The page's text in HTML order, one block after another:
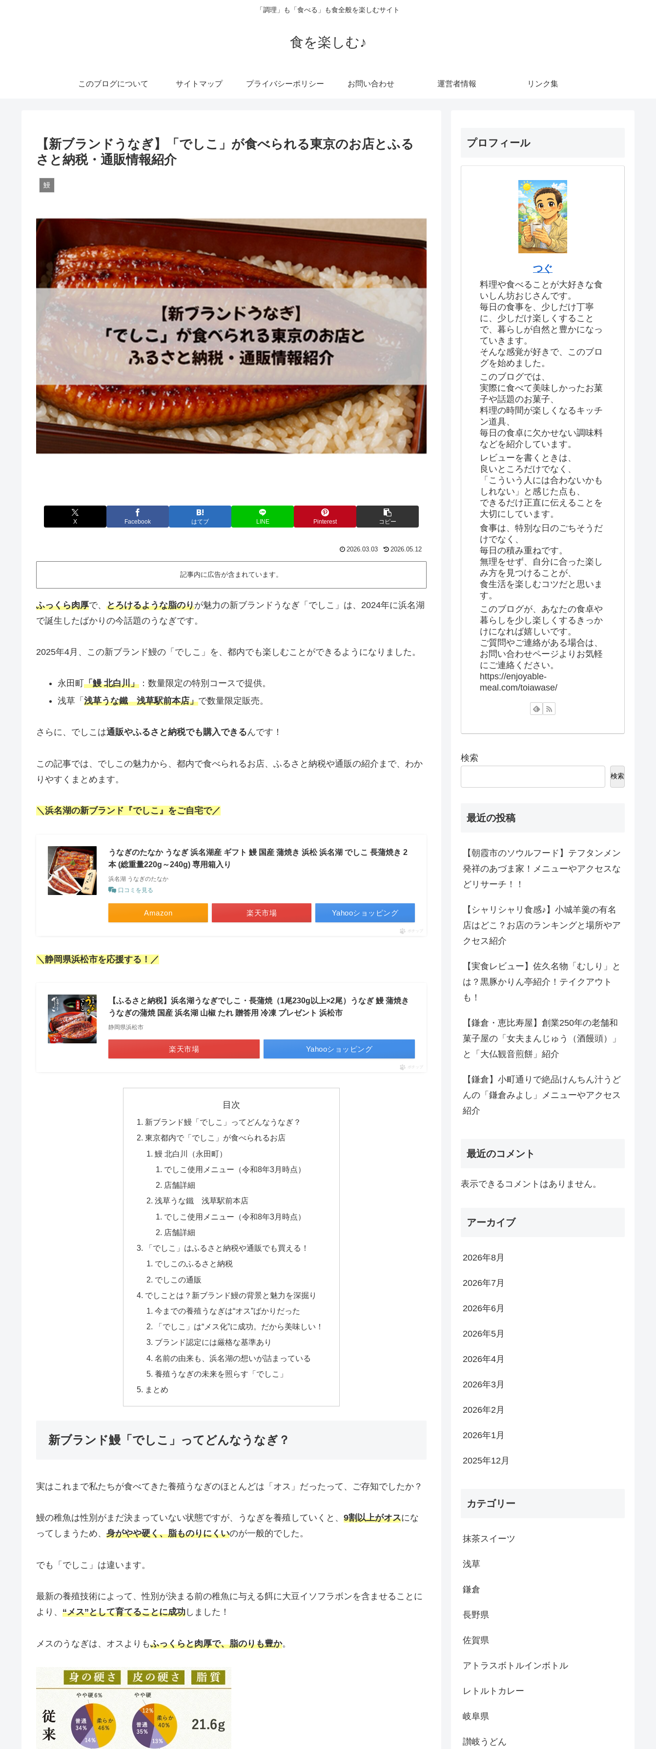
「調理」も「食べる」も食全般を楽しむサイト
食を楽しむ♪
このブログについて サイトマップ プライバシーポリシー お問い合わせ 運営者情報 リンク集
【新ブランドうなぎ】「でしこ」が食べられる東京のお店とふる
さと納税・通販情報紹介
鰻
X Facebook はてブ LINE Pinterest コピー
2026.03.03 2026.05.12
記事内に広告が含まれています。
ふっくら肉厚で、 とろけるような脂のりが魅力の新ブランドうなぎ「でしこ」は、2024年に浜名湖
で誕生したばかりの今話題のうなぎです。
2025年4月、この新ブランド鰻の「でしこ」を、都内でも楽しむことができるようになりました。
永田町 「鰻 北白川」：数量限定の特別コースで提供。
浅草「 浅草うな鐵 浅草駅前本店」で数量限定販売。
さらに、でしこは通販やふるさと納税でも購入できるんです！
この記事では、でしこの魅力から、都内で食べられるお店、ふるさと納税や通販の紹介まで、わか
りやすくまとめます。
＼浜名湖の新ブランド『でしこ』をご自宅で／
うなぎのたなか うなぎ 浜名湖産 ギフト 鰻 国産 蒲焼き 浜松 浜名湖 でしこ 長蒲焼き 2
本 (総重量220g～240g) 専用箱入り
浜名湖 うなぎのたなか
口コミを見る
Amazon 楽天市場 Yahooショッピング
ポチップ
＼静岡県浜松市を応援する！／
【ふるさと納税】浜名湖うなぎでしこ・長蒲焼（1尾230g以上×2尾）うなぎ 鰻 蒲焼き
うなぎの蒲焼 国産 浜名湖 山椒 たれ 贈答用 冷凍 プレゼント 浜松市
静岡県浜松市
楽天市場 Yahooショッピング
ポチップ
目次
新ブランド鰻「でしこ」ってどんなうなぎ？
東京都内で「でしこ」が食べられるお店
鰻 北白川（永田町）
でしこ使用メニュー（令和8年3月時点）
店舗詳細
浅草うな鐵 浅草駅前本店
でしこ使用メニュー（令和8年3月時点）
店舗詳細
「でしこ」はふるさと納税や通販でも買える！
でしこのふるさと納税
でしこの通販
でしことは？新ブランド鰻の背景と魅力を深掘り
今までの養殖うなぎは“オス”ばかりだった
「でしこ」は“メス化”に成功。だから美味しい！
ブランド認定には厳格な基準あり
名前の由来も、浜名湖の想いが詰まっている
養殖うなぎの未来を照らす「でしこ」
まとめ
新ブランド鰻「でしこ」ってどんなうなぎ？
実はこれまで私たちが食べてきた養殖うなぎのほとんどは「オス」だったって、ご存知でしたか？
鰻の稚魚は性別がまだ決まっていない状態ですが、うなぎを養殖していくと、 9割以上がオスにな
ってしまうため、 身がやや硬く、脂ものりにくいのが一般的でした。
でも「でしこ」は違います。
最新の養殖技術によって、性別が決まる前の稚魚に与える餌に大豆イソフラボンを含ませることに
より、 “メス”として育てることに成功 しました！
メスのうなぎは、オスよりもふっくらと肉厚で、脂のりも豊か。
プロフィール
つぐ
料理や食べることが大好きな食
いしん坊おじさんです。
毎日の食事を、少しだけ丁寧
に、少しだけ楽しくすること
で、暮らしが自然と豊かになっ
ていきます。
そんな感覚が好きで、このブロ
グを始めました。
このブログでは、
実際に食べて美味しかったお菓
子や話題のお菓子、
料理の時間が楽しくなるキッチ
ン道具、
毎日の食卓に欠かせない調味料
などを紹介しています。
レビューを書くときは、
良いところだけでなく、
「こういう人には合わないかも
しれない」と感じた点も、
できるだけ正直に伝えることを
大切にしています。
食事は、特別な日のごちそうだ
けでなく、
毎日の積み重ねです。
無理をせず、自分に合った楽し
み方を見つけることが、
食生活を楽しむコツだと思いま
す。
このブログが、あなたの食卓や
暮らしを少し楽しくするきっか
けになれば嬉しいです。
ご質問やご連絡がある場合は、
お問い合わせページよりお気軽
にご連絡ください。
https://enjoyable-
meal.com/toiawase/
検索
検索
最近の投稿
【朝霞市のソウルフード】テフタンメン
発祥のあづま家！メニューやアクセスな
どリサーチ！！
【シャリシャリ食感♪】小城羊羹の有名
店はどこ？お店のランキングと場所やア
クセス紹介
【実食レビュー】佐久名物「むしり」と
は？黒豚かりん亭紹介！テイクアウト
も！
【鎌倉・恵比寿屋】創業250年の老舗和
菓子屋の「女夫まんじゅう（酒饅頭）」
と「大仏観音煎餅」紹介
【鎌倉】小町通りで絶品けんちん汁うど
んの「鎌倉みよし」メニューやアクセス
紹介
最近のコメント
表示できるコメントはありません。
アーカイブ
2026年8月
2026年7月
2026年6月
2026年5月
2026年4月
2026年3月
2026年2月
2026年1月
2025年12月
カテゴリー
抹茶スイーツ
浅草
鎌倉
長野県
佐賀県
アトラスボトルインボトル
レトルトカレー
岐阜県
讃岐うどん